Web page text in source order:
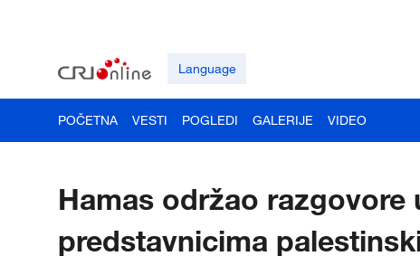
Language
POČETNA VESTI POGLEDI GALERIJE VIDEO
Hamas održao
predstavnicima